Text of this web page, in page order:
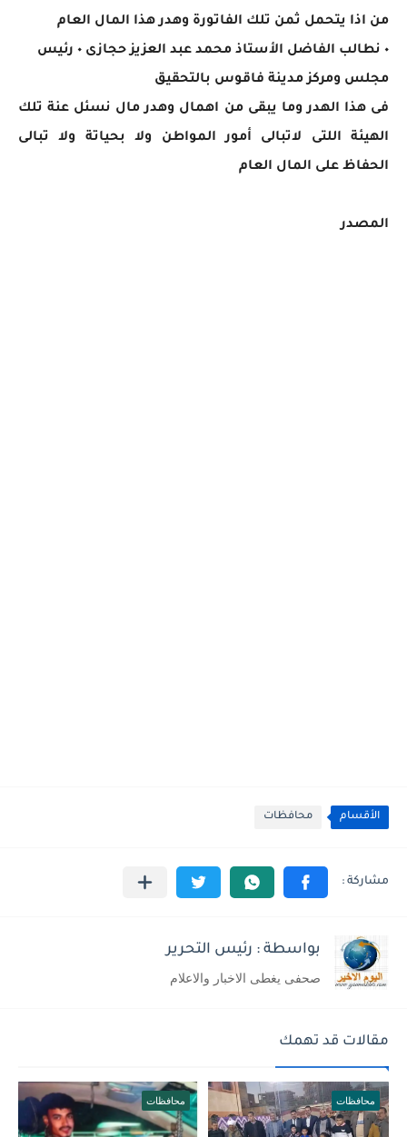
من اذا يتحمل ثمن تلك الفاتورة وهدر هذا المال العام
٠ نطالب الفاضل الأستاذ محمد عبد العزيز حجازى ٠ رئيس
مجلس ومركز مدينة فاقوس بالتحقيق
فى هذا الهدر وما يبقى من اهمال وهدر مال نسئل عنة تلك
الهيئة اللتى لاتبالى أمور المواطن ولا بحياتة ولا تبالى
الحفاظ على المال العام
المصدر
الأقسام محافظات
بواسطة : رئيس التحرير
صحفى يغطى الاخبار والاعلام
مقالات قد تهمك
محافظات محافظات